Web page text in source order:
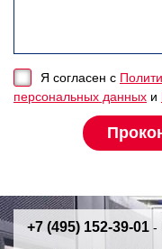
Я согласен с
персональных данных и
+7 (495) 152-39-01 -